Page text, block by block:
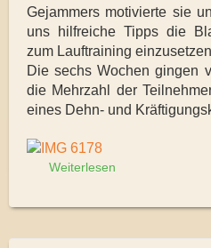
Gejammers motivierte sie
uns hilfreiche Tipps die
zum Lauftraining
Die sechs Wochen gingen
die Mehrzahl der
eines Dehn- und
Weiterlesen